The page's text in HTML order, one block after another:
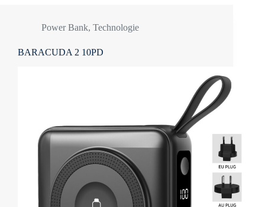
Power Bank, Technologie
BARACUDA 2 10PD